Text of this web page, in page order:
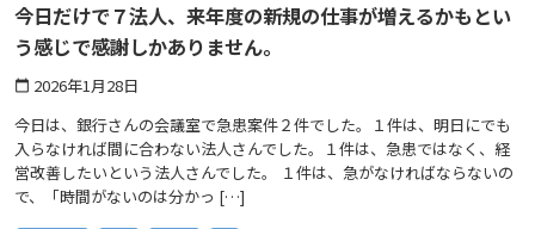
今日だけで７法人、来年度の新規の仕事が増えるかもとい
う感じで感謝しかありません。
calendar_today 2026年1月28日
今日は、銀行さんの会議室で急患案件２件でした。１件は、明日にでも
入らなければ間に合わない法人さんでした。１件は、急患ではなく、経
営改善したいという法人さんでした。 １件は、急がなければならないの
で、「時間がないのは分かっ […]